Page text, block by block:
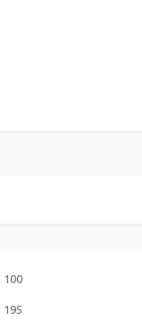
100
195